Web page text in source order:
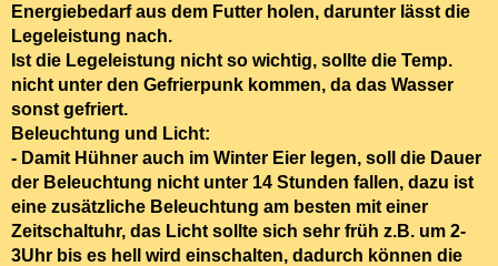
Energiebedarf aus dem Futter holen, darunter lässt die
Legeleistung nach.
Ist die Legeleistung nicht so wichtig, sollte die Temp.
nicht unter den Gefrierpunk kommen, da das Wasser
sonst gefriert.
Beleuchtung und Licht:
- Damit Hühner auch im Winter Eier legen, soll die Dauer
der Beleuchtung nicht unter 14 Stunden fallen, dazu ist
eine zusätzliche Beleuchtung am besten mit einer
Zeitschaltuhr, das Licht sollte sich sehr früh z.B. um 2-
3Uhr bis es hell wird einschalten, dadurch können die